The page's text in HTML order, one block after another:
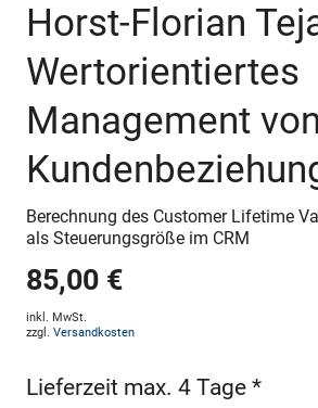
Horst-Florian
Wertorientiertes
Management von
Berechnung des Customer Lifetime
als Steuerungsgröße im CRM
85,00 €
inkl. MwSt.
zzgl. Versandkosten
Lieferzeit max. 4 Tage *